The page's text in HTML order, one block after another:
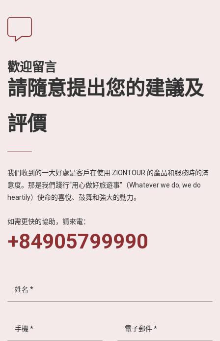
歡迎留言
請隨意提出您的建議及
評價
我們收到的一大好處是客戶在使用 ZIONTOUR 的產品和服務時的滿
意度。那是我們踐行“用心做好旅遊事”（Whatever we do, we do
heartily）使命的喜悅、鼓舞和強大的動力。
如需更快的協助，請來電：
+84905799990